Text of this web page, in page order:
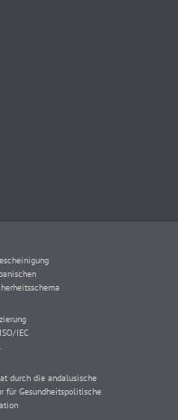
IEC
durch die andalusische
für Gesundheitspolitische